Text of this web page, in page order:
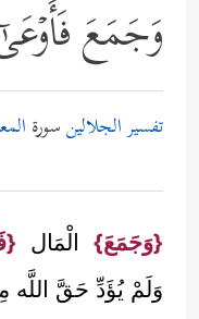
وَجَمَعَ
تفسير الجلالينسورة
{وَجَمَعَ} الْمَال
وَلَمْ يُؤَدِّ حَقَّ اللَّه